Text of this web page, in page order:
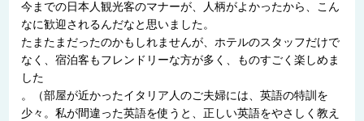
今までの日本人観光客のマナーが、人柄がよかったから、こん
なに歓迎されるんだなと思いました。
たまたまだったのかもしれませんが、ホテルのスタッフだけで
なく、宿泊客もフレンドリーな方が多く、ものすごく楽しめま
した
。（部屋が近かったイタリア人のご夫婦には、英語の特訓を
少々。私が間違った英語を使うと、正しい英語をやさしく教え